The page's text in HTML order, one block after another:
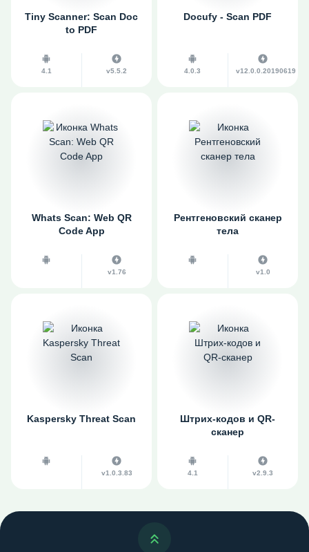
Tiny Scanner: Scan Doc
to PDF
4.1 v5.5.2
Docufy - Scan PDF
4.0.3 v12.0.0.20190619
Whats Scan: Web QR
Code App
v1.76
Pентгеновский сканер
тела
v1.0
Kaspersky Threat Scan
v1.0.3.83
Штрих-кодов и QR-
сканер
4.1 v2.9.3
Наверх